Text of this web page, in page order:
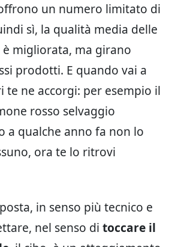
un numero limitato di
sì, la qualità media delle
migliorata, ma girano
prodotti. E quando vai a
te ne accorgi: per esempio il
rosso selvaggio
a qualche anno fa non lo
ora te lo ritrovi
in senso più tecnico e
nel senso di toccare il